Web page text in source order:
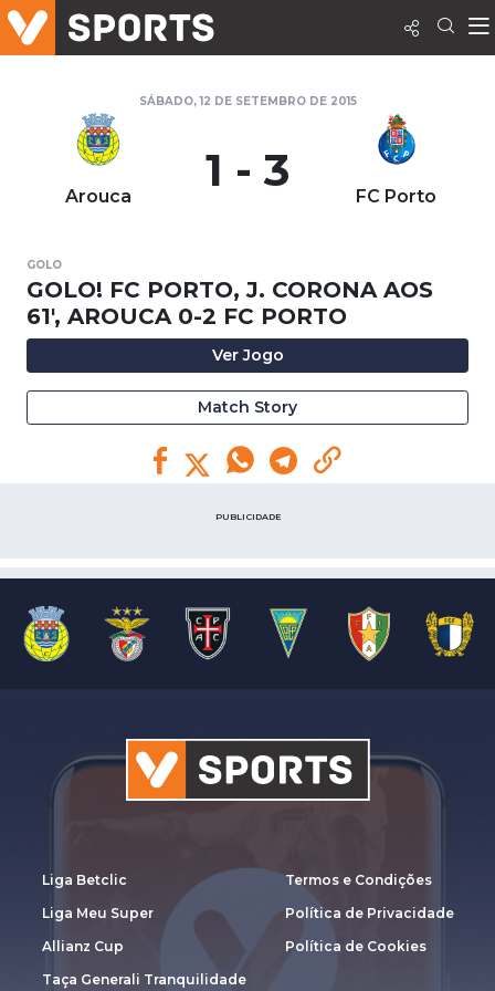
SÁBADO, 12 DE SETEMBRO DE 2015
Arouca 1 - 3 FC Porto
GOLO
GOLO! FC PORTO, J. CORONA AOS
61', AROUCA 0-2 FC PORTO
Ver Jogo
Match Story
PUBLICIDADE
Liga Betclic
Liga Meu Super
Allianz Cup
Taça Generali Tranquilidade
Termos e Condições
Política de Privacidade
Política de Cookies